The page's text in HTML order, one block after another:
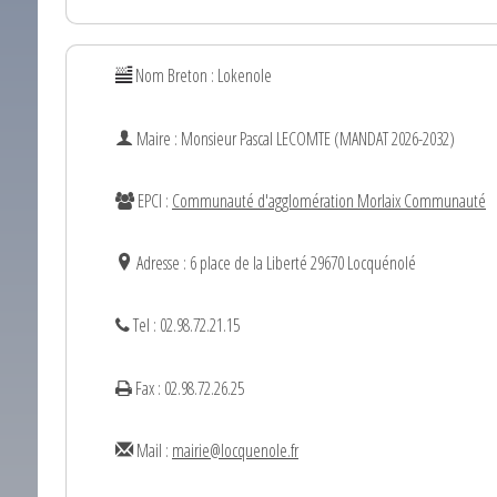
Nom Breton : Lokenole
Maire : MonsieurPascal LECOMTE (MANDAT 2026-2032)
EPCI : Communauté d'agglomération Morlaix Communauté
Adresse : 6 place de la Liberté 29670 Locquénolé
Tel : 02.98.72.21.15
Fax : 02.98.72.26.25
Mail : mairie@locquenole.fr